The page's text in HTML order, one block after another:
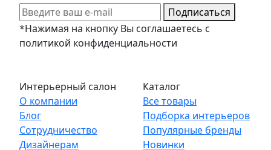
Интерьерный салон
О компании
Блог
Сотрудничество
Дизайнерам
Каталог
Все товары
Подборка интерьеров
Популярные бренды
Новинки
Подписаться
*Нажимая на кнопку Вы соглашаетесь с
политикой конфиденциальности